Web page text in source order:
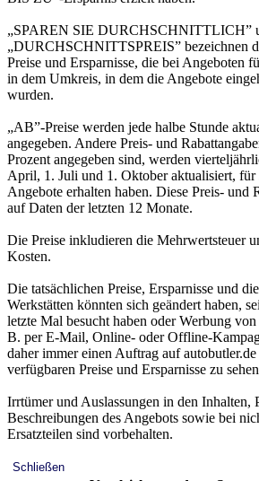
„SPAREN SIE DURCHSCHNITTLICH”
„DURCHSCHNITTSPREIS” bezeichnen
Preise und Ersparnisse, die bei Angeboten
in dem Umkreis, in dem die Angebote
wurden.
„AB”-Preise werden jede halbe Stunde
angegeben. Andere Preis- und
Prozent angegeben sind, werden
April, 1. Juli und 1. Oktober aktualisiert, für
Angebote erhalten haben. Diese Preis- und
auf Daten der letzten 12 Monate.
Die Preise inkludieren die Mehrwertsteuer
Kosten.
Die tatsächlichen Preise, Ersparnisse und
Werkstätten könnten sich geändert haben,
letzte Mal besucht haben oder Werbung
B. per E-Mail, Online- oder Offline-
daher immer einen Auftrag auf
verfügbaren Preise und Ersparnisse zu
Irrtümer und Auslassungen in den Inhalten,
Beschreibungen des Angebots sowie bei
Ersatzteilen sind vorbehalten.
Schließen